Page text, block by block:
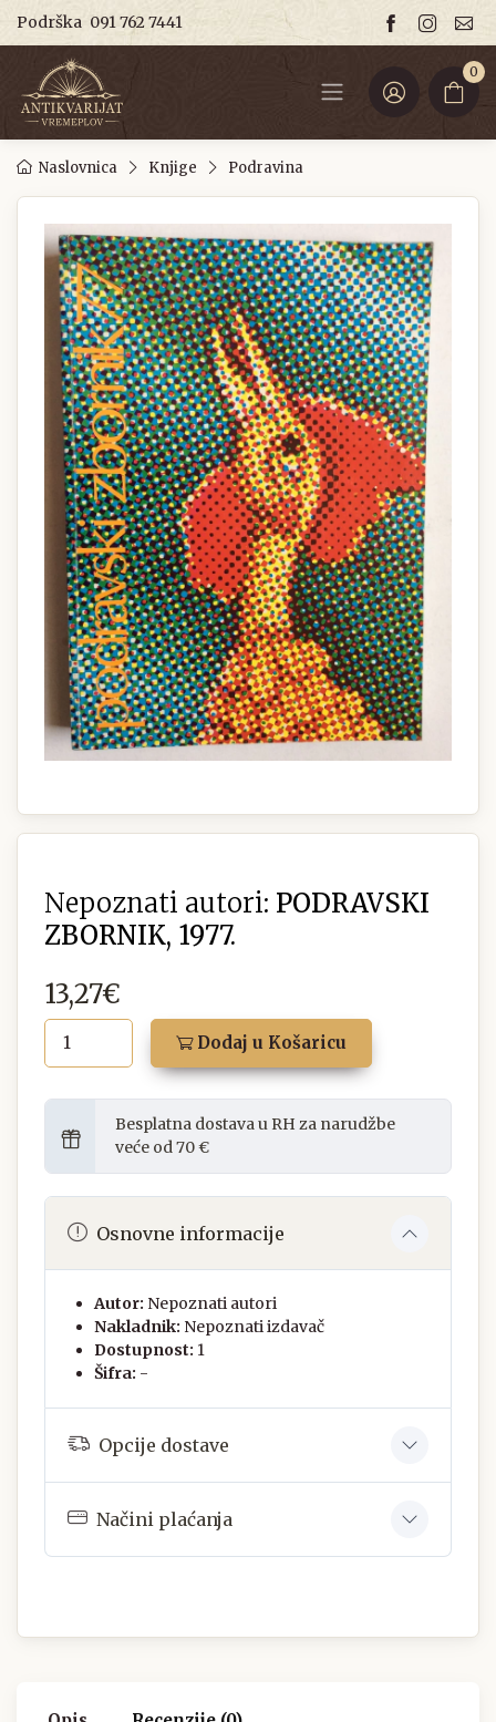
Podrška 091 762 7441
0
Naslovnica Knjige Podravina
Nepoznati autori: PODRAVSKI
ZBORNIK, 1977.
13,27€
Dodaj u Košaricu
Besplatna dostava u RH za narudžbe
veće od 70 €
Osnovne informacije
Autor: Nepoznati autori
Nakladnik: Nepoznati izdavač
Dostupnost: 1
Šifra: -
Opcije dostave
Načini plaćanja